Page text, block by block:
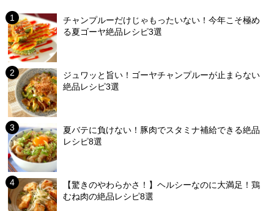
チャンプルーだけじゃもったいない！今年こそ極め
る夏ゴーヤ絶品レシピ3選
ジュワッと旨い！ゴーヤチャンプルーが止まらない
絶品レシピ3選
夏バテに負けない！豚肉でスタミナ補給できる絶品
レシピ8選
【驚きのやわらかさ！】ヘルシーなのに大満足！鶏
むね肉の絶品レシピ8選